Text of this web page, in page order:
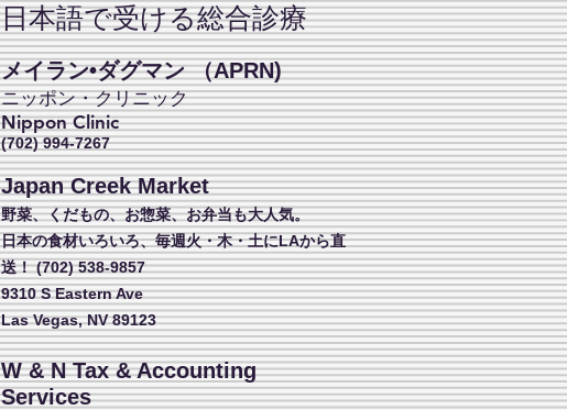
日本語で受ける総合診療
メイラン•ダグマン （APRN)
ニッポン・クリニック
Nippon Clinic
(702) 994-7267
Japan Creek Market
野菜、くだもの、お惣菜、お弁当も大人気。
日本の食材いろいろ、毎週火・木・土にLAから直
送！ (702) 538-9857
9310 S Eastern Ave
Las Vegas, NV 89123
W& N Tax & Accounting
Services